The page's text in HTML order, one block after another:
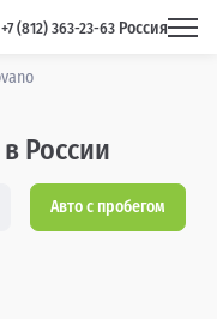
+7 (812) 363-23-63 Россия
России
Авто с пробегом